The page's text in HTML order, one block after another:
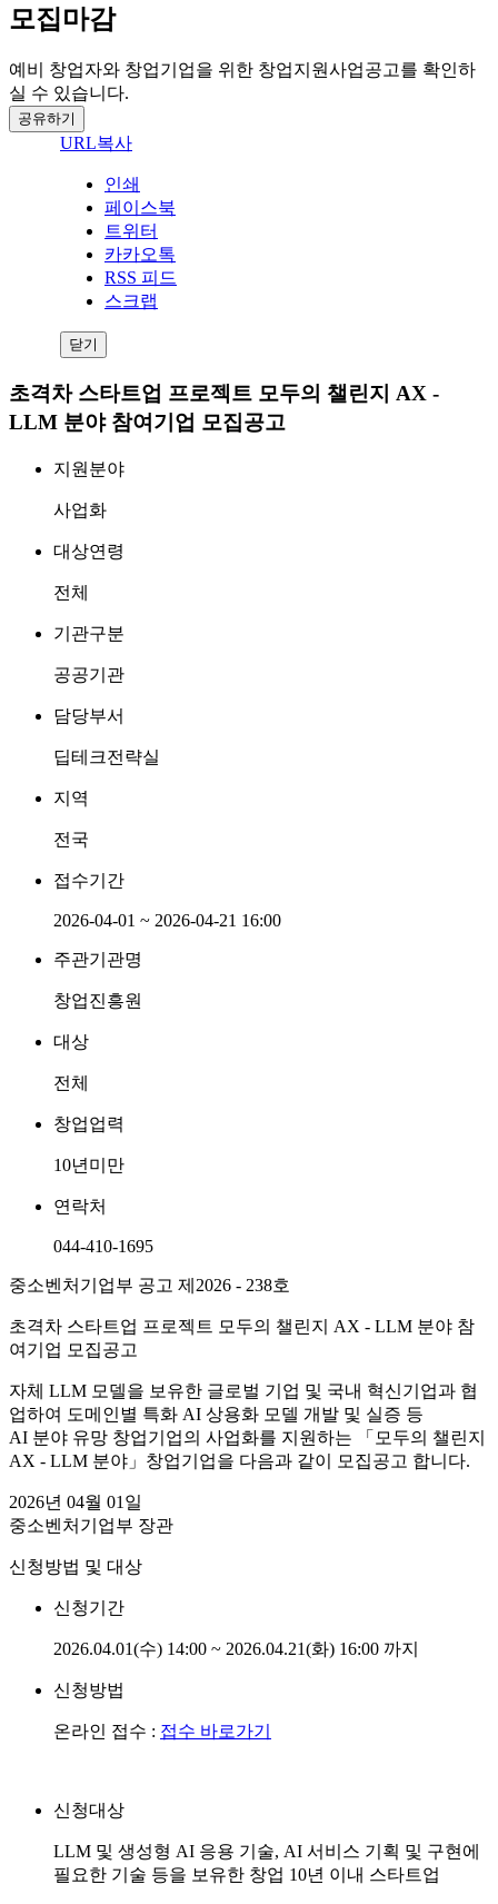
모집마감
예비 창업자와 창업기업을 위한 창업지원사업공고를 확인하
실 수 있습니다.
공유하기
URL복사
인쇄
페이스북
트위터
카카오톡
RSS 피드
스크랩
닫기
초격차 스타트업 프로젝트 모두의 챌린지 AX -
LLM 분야 참여기업 모집공고
지원분야
사업화
대상연령
전체
기관구분
공공기관
담당부서
딥테크전략실
지역
전국
접수기간
2026-04-01 ~ 2026-04-21 16:00
주관기관명
창업진흥원
대상
전체
창업업력
10년미만
연락처
044-410-1695
중소벤처기업부 공고 제2026 - 238호
초격차 스타트업 프로젝트 모두의 챌린지 AX - LLM 분야 참
여기업 모집공고
자체 LLM 모델을 보유한 글로벌 기업 및 국내 혁신기업과 협
업하여 도메인별 특화 AI 상용화 모델 개발 및 실증 등
AI 분야 유망 창업기업의 사업화를 지원하는 「모두의 챌린지
AX - LLM 분야」창업기업을 다음과 같이 모집공고 합니다.
2026년 04월 01일
중소벤처기업부 장관
신청방법 및 대상
신청기간
2026.04.01(수) 14:00 ~ 2026.04.21(화) 16:00 까지
신청방법
온라인 접수 : 접수 바로가기
신청대상
LLM 및 생성형 AI 응용 기술, AI 서비스 기획 및 구현에
필요한 기술 등을 보유한 창업 10년 이내 스타트업